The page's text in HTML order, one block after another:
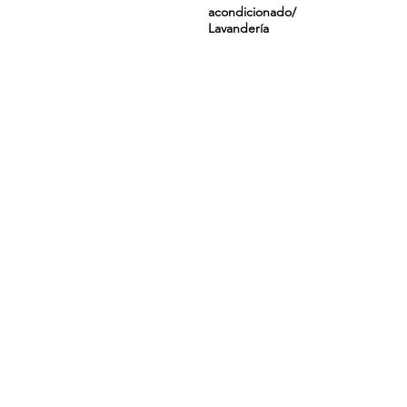
acondicionado/
Lavandería